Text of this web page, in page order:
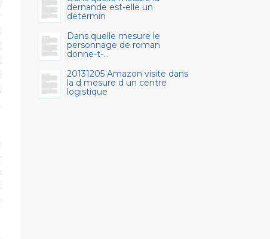
dernande est-elle un
détermin
Dans quelle mesure le
personnage de roman
donne-t-...
20131205 Amazon visite dans
la d mesure d un centre
logistique